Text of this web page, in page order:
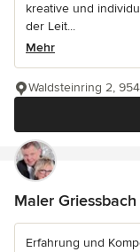
kreative und
der Leit...
Mehr
Waldsteinring 2,
Maler
Erfahrung und